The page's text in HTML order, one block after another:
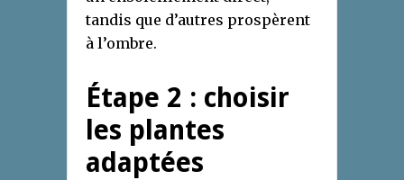
tandis que d’autres prospèrent
à l’ombre.
Étape 2 : choisir
les plantes
adaptées